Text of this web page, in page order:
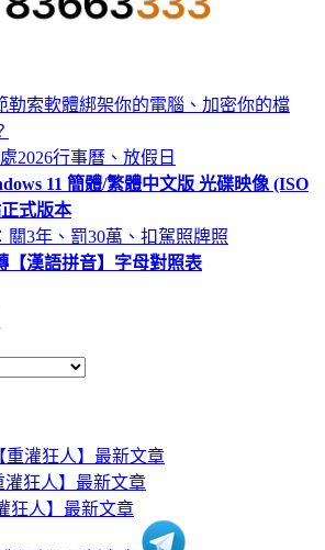
勒索軟體綁架你的電腦、加密你的檔
2026行事曆、放假日
11 簡體/繁體中文版 光碟映像 (ISO
式版本
關3年、罰30萬、扣駕照牌照
【漢語拼音】字母對照表